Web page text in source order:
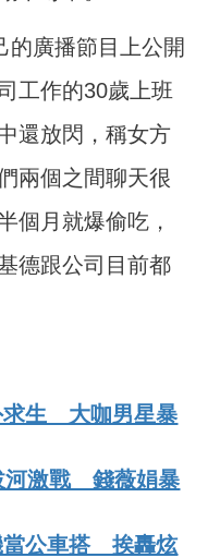
的廣播節目上公開
工作的30歲上班
還放閃，稱女方
兩個之間聊天很
個月就爆偷吃，
德跟公司目前都
求生 大咖男星暴
河激戰 錢薇娟暴
當公車搭 挨轟炫